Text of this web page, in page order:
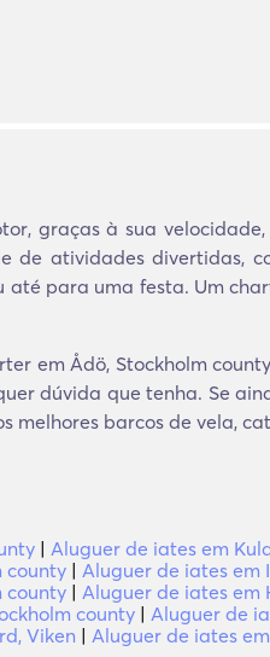
graças à sua
de atividades divertidas,
para uma festa. Um
em Ådö, Stockholm
dúvida que tenha. Se
melhores barcos de vela,
| Aluguer de iates em
county | Aluguer de iates em
county | Aluguer de iates em
county | Aluguer de
Viken | Aluguer de iates